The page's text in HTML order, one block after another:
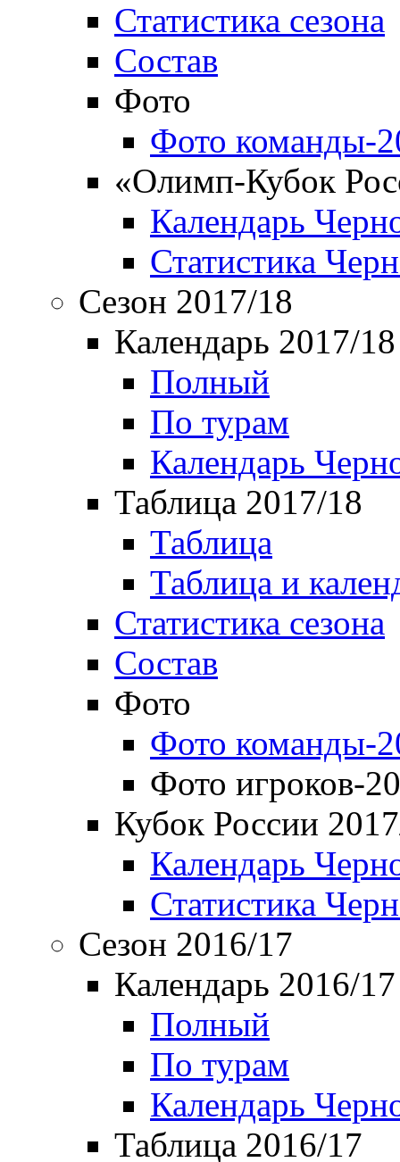
Статистика сезона
Состав
Фото
Фото команды-
«Олимп-Кубок
Календарь
Статистика
Сезон 2017/18
Календарь 2017/18
Полный
По турам
Календарь
Таблица 2017/18
Таблица
Таблица и
Статистика сезона
Состав
Фото
Фото команды-
Фото игроков-
Кубок России
Календарь
Статистика
Сезон 2016/17
Календарь 2016/17
Полный
По турам
Календарь
Таблица 2016/17